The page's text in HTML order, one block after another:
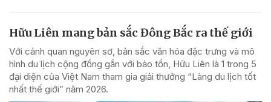
Hữu Liên mang bản sắc Đông Bắc ra thế giới
Với cảnh quan nguyên sơ, bản sắc văn hóa đặc trưng và mô
hình du lịch cộng đồng gắn với bảo tồn, Hữu Liên là 1 trong 5
đại diện của Việt Nam tham gia giải thưởng “Làng du lịch tốt
nhất thế giới” năm 2026.